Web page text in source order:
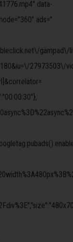
data-
ads=''
gampad\/
27973503\/